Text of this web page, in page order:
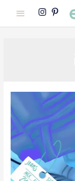
Main